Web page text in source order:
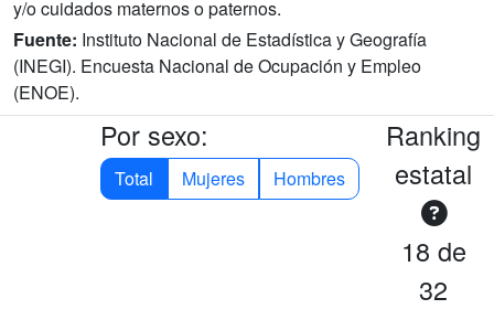
y/o cuidados maternos o paternos.
Fuente: Instituto Nacional de Estadística y Geografía
(INEGI). Encuesta Nacional de Ocupación y Empleo
(ENOE).
Por sexo:
Total Mujeres Hombres
Ranking
estatal
18 de
32